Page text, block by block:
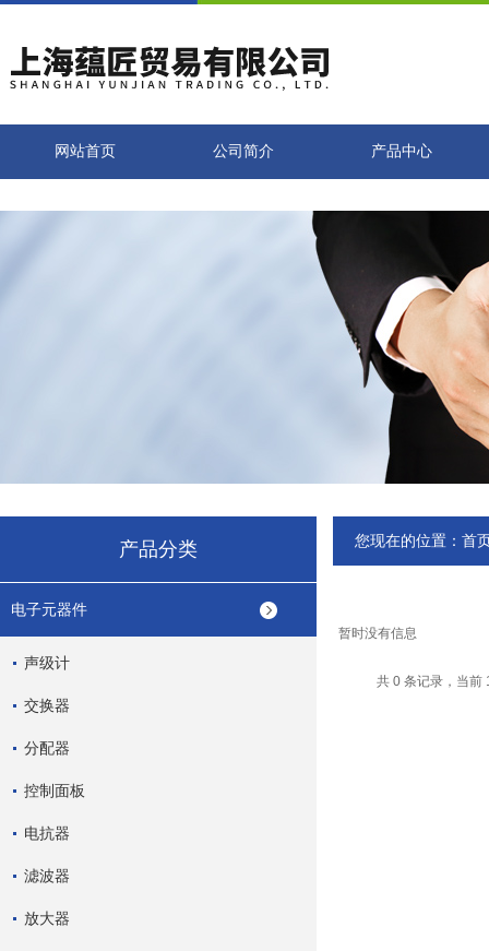
网站首页 公司简介 产品中心
产品分类
电子元器件
声级计
交换器
分配器
控制面板
电抗器
滤波器
放大器
您现在的位置： 首
暂时没有信息
共 0 条记录，当